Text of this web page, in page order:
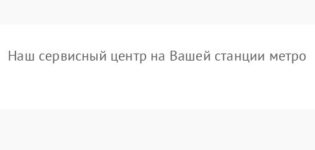
Наш сервисный центр на Вашей станции метро